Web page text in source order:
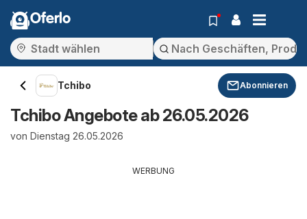
Oferlo
Tchibo Abonnieren
Tchibo Angebote ab 26.05.2026
von Dienstag 26.05.2026
WERBUNG